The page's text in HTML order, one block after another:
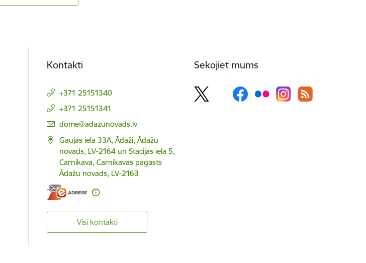
Kontakti
+371 25151340
+371 25151341
E-pasts:
dome@adazunovads.lv
Gaujas iela 33A, Ādaži, Ādažu
novads, LV-2164 un Stacijas iela 5,
Carnikava, Carnikavas pagasts
Ādažu novads, LV-2163
Visi kontakti
Sekojiet mums